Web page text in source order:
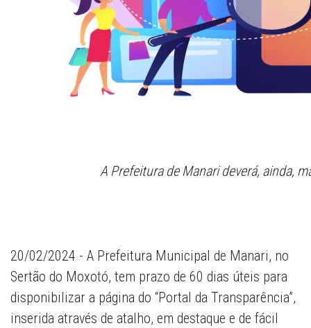
A Prefeitura de Manari deverá, ainda,
20/02/2024 - A Prefeitura Municipal de Manari, no
Sertão do Moxotó, tem prazo de 60 dias úteis para
disponibilizar a página do “Portal da Transparência”,
inserida através de atalho, em destaque e de fácil